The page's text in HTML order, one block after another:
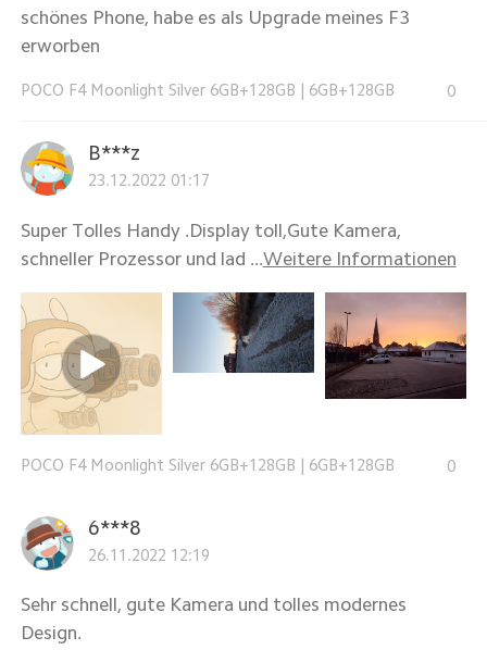
schönes Phone, habe es als Upgrade meines F3
erworben
POCO F4 Moonlight Silver 6GB+128GB 6GB+128GB 0
B***z
23.12.2022 01:17
Super Tolles Handy .Display toll,Gute Kamera,
schneller Prozessor und lad ... Weitere Informationen
POCO F4 Moonlight Silver 6GB+128GB | 6GB+128GB 0
6***8
26.11.2022 12:19
Sehr schnell, gute Kamera und tolles modernes
Design.